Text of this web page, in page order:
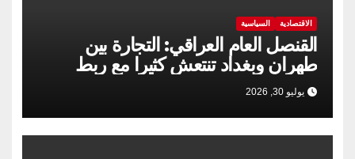
الاقتصادية السياسية
القنصل العام العراقي: التجارة بين
طهران وبغداد تنتعش كثيرا مع ربط
السكك الحديدية
يوليو 30, 2026